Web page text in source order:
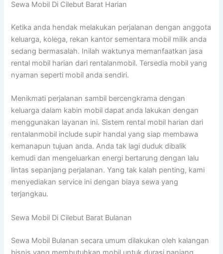
Sewa Mobil Di Cilebut Barat Harian
Ketika anda hendak melakukan perjalanan dengan anggota
keluarga, kolega, rekan kantor sementara mobil milik anda
sedang bermasalah. Inilah waktunya memanfaatkan jasa
rental mobil harian dari rentalanmobil. Tersedia mobil yang
nyaman seperti mobil anda sendiri.
Menikmati perjalanan sambil bercengkrama dengan
keluarga dalam kabin mobil dapat anda lakukan dengan
menggunakan layanan ini. Sistem rental mobil harian dari
rentalanmobil include supir handal yang siap membawa
kemanapun tujuan anda. Anda tak lagi duduk dibalik
kemudi dan mengeluarkan energi bertarung dengan lalu
lintas sepanjang perjalanan. Yang tak kalah penting, kami
menyediakan service ini dengan biaya sewa yang
terjangkau.
Sewa Mobil Di Cilebut Barat Bulanan
Sewa Mobil Bulanan secara umum dilakukan oleh kalangan